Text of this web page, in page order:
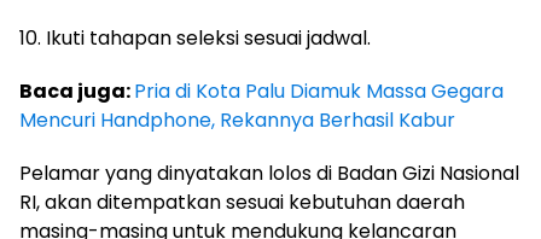
10. Ikuti tahapan seleksi sesuai jadwal.
Baca juga:Pria di Kota Palu Diamuk Massa Gegara
Mencuri Handphone, Rekannya Berhasil Kabur
Pelamar yang dinyatakan lolos di Badan Gizi Nasional
RI,akan ditempatkan sesuai kebutuhan daerah
masing-masing untuk mendukung kelancaran